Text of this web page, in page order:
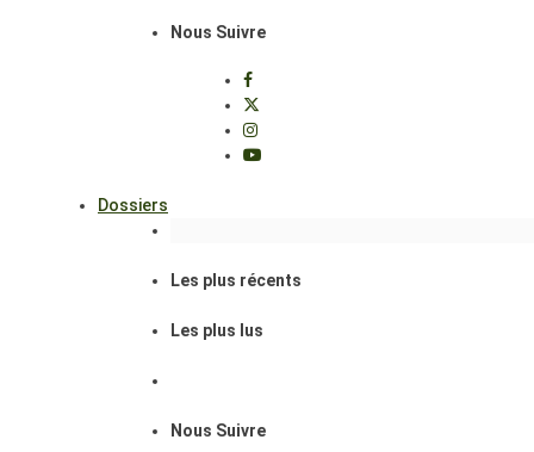
Nous Suivre
Dossiers
Les plus récents
Les plus lus
Nous Suivre